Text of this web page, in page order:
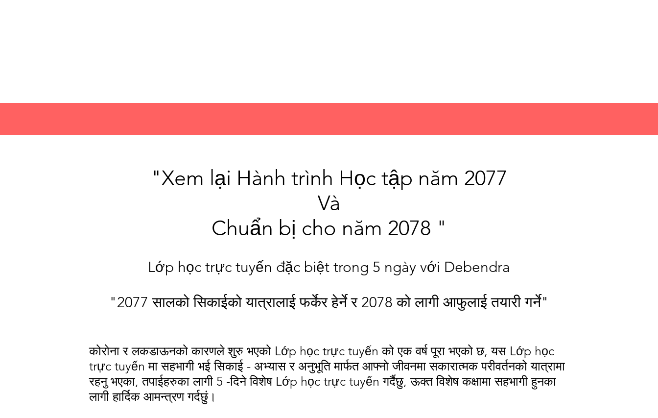
"Xem lại Hành trình Học tập năm 2077
Và
Chuẩn bị cho năm 2078 "
Lớp học trực tuyến đặc biệt trong 5 ngày với Debendra
"2077 सालको सिकाईको यात्रालाई फर्केर हेर्ने र 2078 को लागी आफुलाई तयारी गर्ने"
कोरोना र लकडाऊनको कारणले शुरु भएको Lớp học trực tuyến को एक वर्ष पूरा भएको छ, यस Lớp học
trực tuyến मा सहभागी भई सिकाई - अभ्यास र अनुभूति मार्फत आफ्नो जीवनमा सकारात्मक परीवर्तनको यात्रामा
रहनु भएका, तपाईहरुका लागी 5 -दिने विशेष Lớp học trực tuyến गर्दैछु, ऊक्त विशेष कक्षामा सहभागी हुनका
लागी हार्दिक आमन्त्रण गर्दछुं।